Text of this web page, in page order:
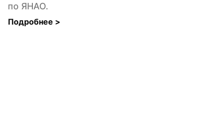
по ЯНАО.
Подробнее >